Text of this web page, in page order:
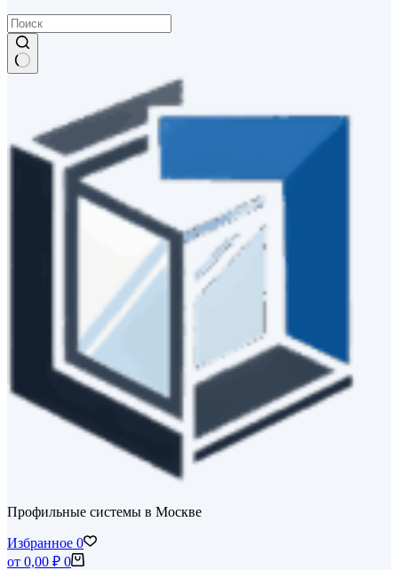
Профильные системы в Москве
Избранное 0
Корзина
от 0,00 ₽ 0